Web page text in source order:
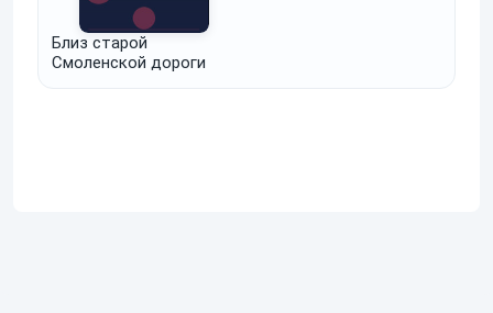
Близ старой
Смоленской дороги